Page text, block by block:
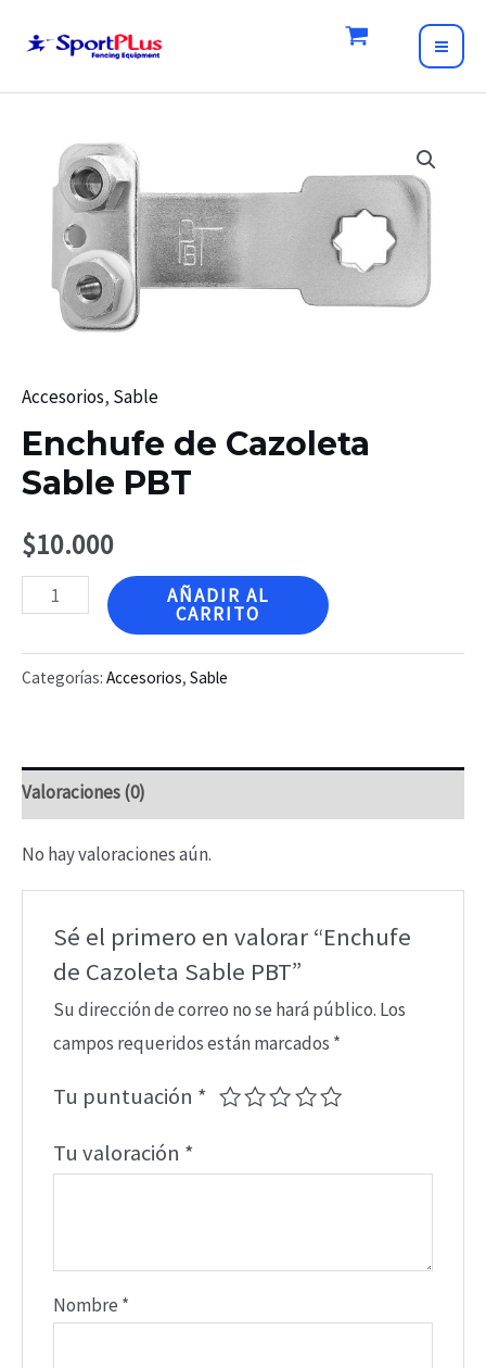
Accesorios, Sable
Enchufe de Cazoleta
Sable PBT
$10.000
Enchufe
Cazoleta
Sable
AÑADIR AL
CARRITO
Categorías: Accesorios, Sable
Valoraciones (0)
No hay valoraciones aún.
Sé el primero en valorar “Enchufe
de Cazoleta Sable PBT”
Su dirección de correo no se hará público. Los
campos requeridos están marcados *
Tu puntuación *
Tu valoración *
Nombre *